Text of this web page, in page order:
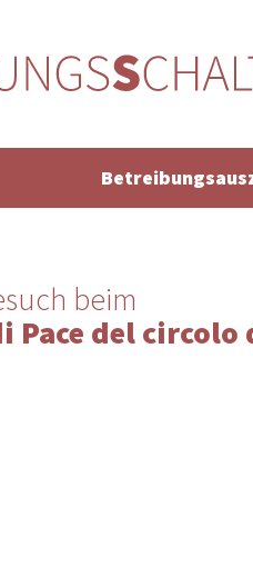
beim
Pace del circolo